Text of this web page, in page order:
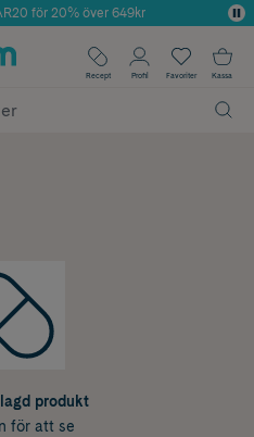
för 20% över 649kr
frakt
alla köp*
Recept Profil Favoriter Kassa
produkt
för att se